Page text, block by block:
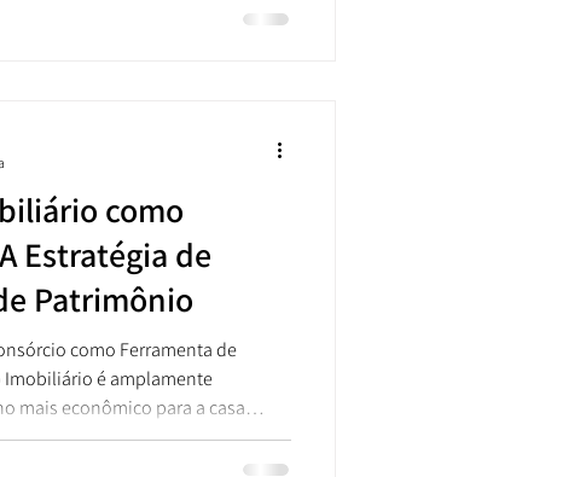
é a chave para sair do aluguel
como
Estratégia de
Patrimônio
como Ferramenta de
é amplamente
mais econômico para a casa
livre de juros e seu
uma poderosa ferramenta